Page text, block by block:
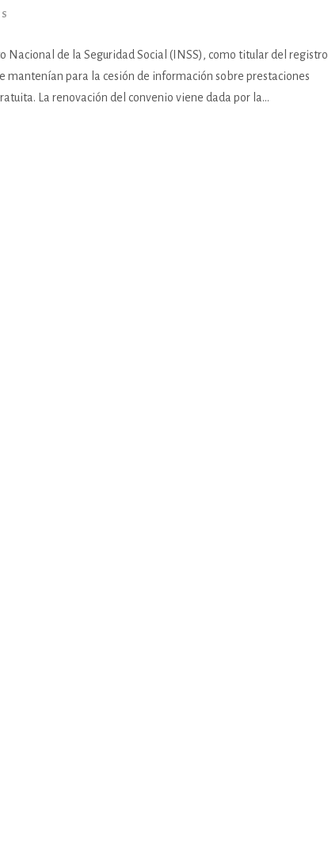
Nacional de la Seguridad Social (INSS), como titular del registro
mantenían para la cesión de información sobre prestaciones
La renovación del convenio viene dada por la...